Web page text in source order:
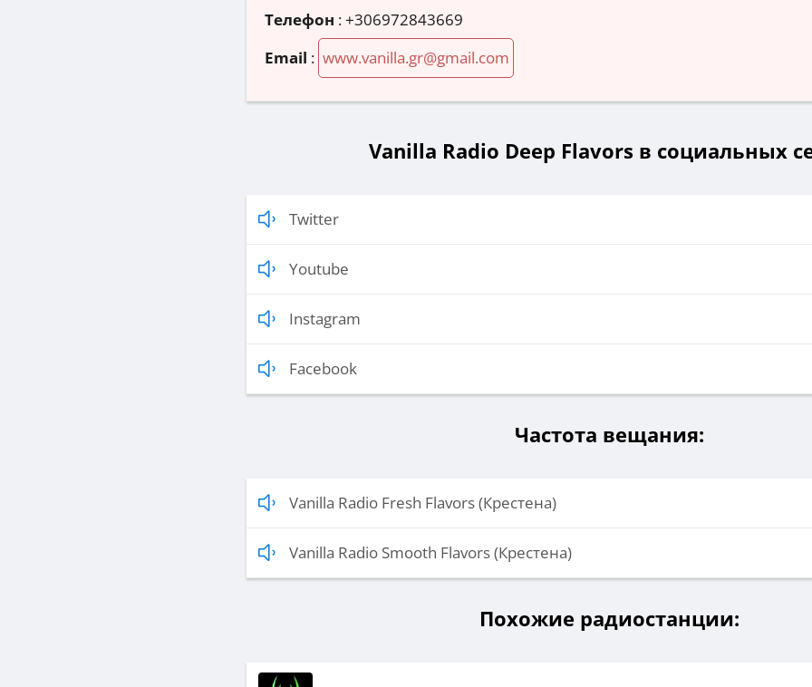
Телефон :+306972843669
Email : www.vanilla.gr@gmail.com
Vanilla Radio Deep Flavors в социальных
Twitter
Youtube
Instagram
Facebook
Частота вещания:
Vanilla Radio Fresh Flavors (Крестена)
Vanilla Radio Smooth Flavors (Крестена)
Похожие радиостанции: